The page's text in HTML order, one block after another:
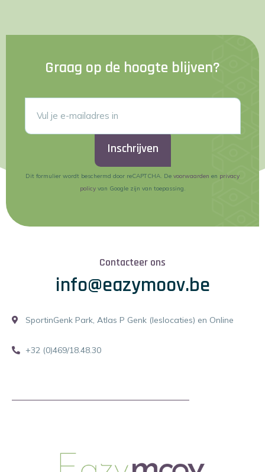
Graag op de hoogte blijven?
Inschrijven
Dit formulier wordt beschermd door reCAPTCHA. De voorwaarden en privacy
policyvan Google zijn van toepassing.
Contacteer ons
info@eazymoov.be
SportinGenk Park, Atlas P Genk (leslocaties) en Online
+32 (0)469/18.48.30